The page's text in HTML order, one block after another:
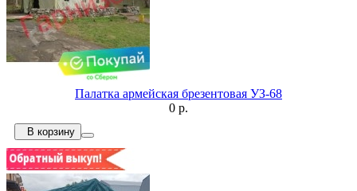
Палатка армейская брезентовая УЗ-68
0 р.
В корзину